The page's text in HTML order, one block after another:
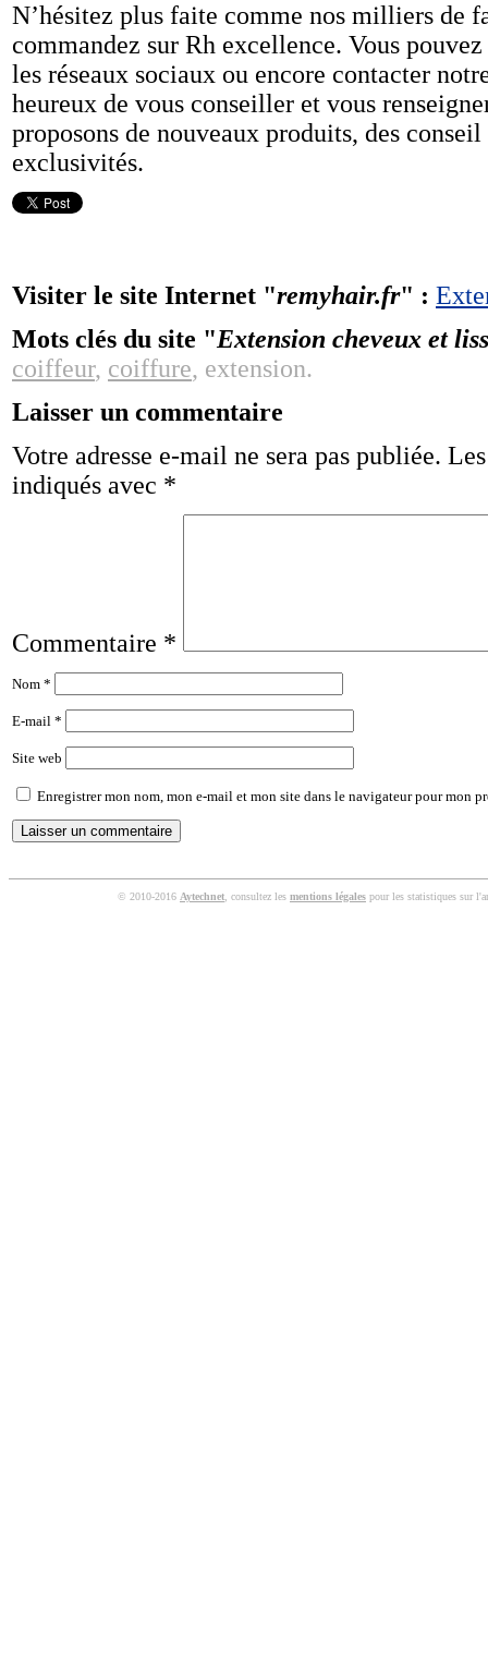
N’hésitez plus faite comme nos milliers de
commandez sur Rh excellence. Vous
les réseaux sociaux ou encore contacter
heureux de vous conseiller et vous
proposons de nouveaux produits, des
exclusivités.
Visiter le site Internet "remyhair.fr" :
Mots clés du site "Extension cheveux et
coiffeur, coiffure, extension.
Laisser un commentaire
Votre adresse e-mail ne sera pas publiée.
indiqués avec *
Commentaire *
Nom *
E-mail *
Site web
Enregistrer mon nom, mon e-mail et mon site dans le navigateur pour mon
© 2010-2016 Aytechnet , consultez les mentions légales pour les statistiques sur